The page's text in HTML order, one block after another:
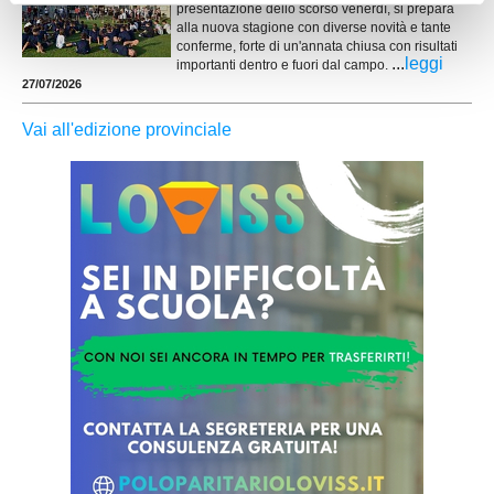
presentazione dello scorso venerdì, si prepara
alla nuova stagione con diverse novità e tante
conferme, forte di un'annata chiusa con risultati
importanti dentro e fuori dal campo. ... leggi
27/07/2026
Vai all'edizione provinciale